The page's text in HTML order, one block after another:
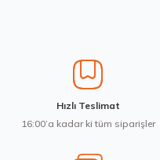
Ürün bilgilerinde hatalar
Ürün fiyatı diğer sitelerden
Bu ürüne benzer farklı
Bridgestone 275/35R21 103V XL
14.987,50 ₺
Hızlı Teslimat
16:00’a kadar ki tüm siparişler